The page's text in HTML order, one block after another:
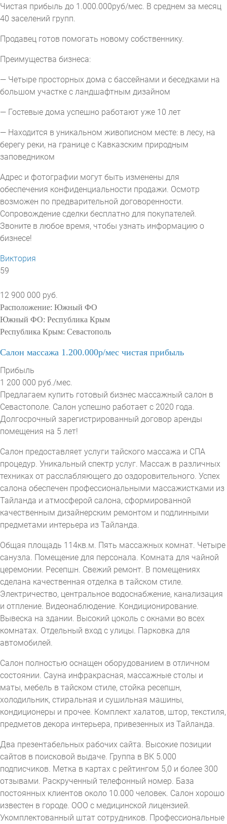
Чистая прибыль до 1.000.000руб/мес. В среднем за месяц
40 заселений групп.
Продавец готов помогать новому собственнику.
Преимущества бизнеса:
— Четыре просторных дома с бассейнами и беседками на
большом участке с ландшафтным дизайном
— Гостевые дома успешно работают уже 10 лет
— Находится в уникальном живописном месте: в лесу, на
берегу реки, на границе с Кавказским природным
заповедником
Адрес и фотографии могут быть изменены для
обеспечения конфиденциальности продажи. Осмотр
возможен по предварительной договоренности.
Сопровождение сделки бесплатно для покупателей.
Звоните в любое время, чтобы узнать информацию о
бизнесе!
Виктория
59
12 900 000 руб.
Расположение: Южный ФО
Южный ФО: Республика Крым
Республика Крым: Севастополь
Салон массажа 1.200.000р/мес чистая прибыль
Прибыль
1 200 000 руб./мес.
Предлагаем купить готовый бизнес массажный салон в
Севастополе. Салон успешно работает с 2020 года.
Долгосрочный зарегистрированный договор аренды
помещения на 5 лет!
Салон предоставляет услуги тайского массажа и СПА
процедур. Уникальный спектр услуг. Массаж в различных
техниках от расслабляющего до оздоровительного. Успех
салона обеспечен профессиональными массажистками из
Тайланда и атмосферой салона, сформированной
качественным дизайнерским ремонтом и подлинными
предметами интерьера из Тайланда.
Общая площадь 114кв.м. Пять массажных комнат. Четыре
санузла. Помещение для персонала. Комната для чайной
церемонии. Ресепшн. Свежий ремонт. В помещениях
сделана качественная отделка в тайском стиле.
Электричество, центральное водоснабжение, канализация
и отпление. Видеонаблюдение. Кондиционирование.
Вывеска на здании. Высокий цоколь с окнами во всех
комнатах. Отдельный вход с улицы. Парковка для
автомобилей.
Салон полностью оснащен оборудованием в отличном
состоянии. Сауна инфракрасная, массажные столы и
маты, мебель в тайском стиле, стойка ресепшн,
холодильник, стиральная и сушильная машины,
кондиционеры и прочее. Комплект халатов, штор, текстиля,
предметов декора интерьера, привезенных из Тайланда.
Два презентабельных рабочих сайта. Высокие позиции
сайтов в поисковой выдаче. Группа в ВК 5.000
подписчиков. Метка в картах с рейтингом 5,0 и более 300
отзывами. Раскрученный телефонный номер. База
постоянных клиентов около 10.000 человек. Салон хорошо
известен в городе. ООО с медицинской лицензией.
Укомплектованный штат сотрудников. Профессиональные